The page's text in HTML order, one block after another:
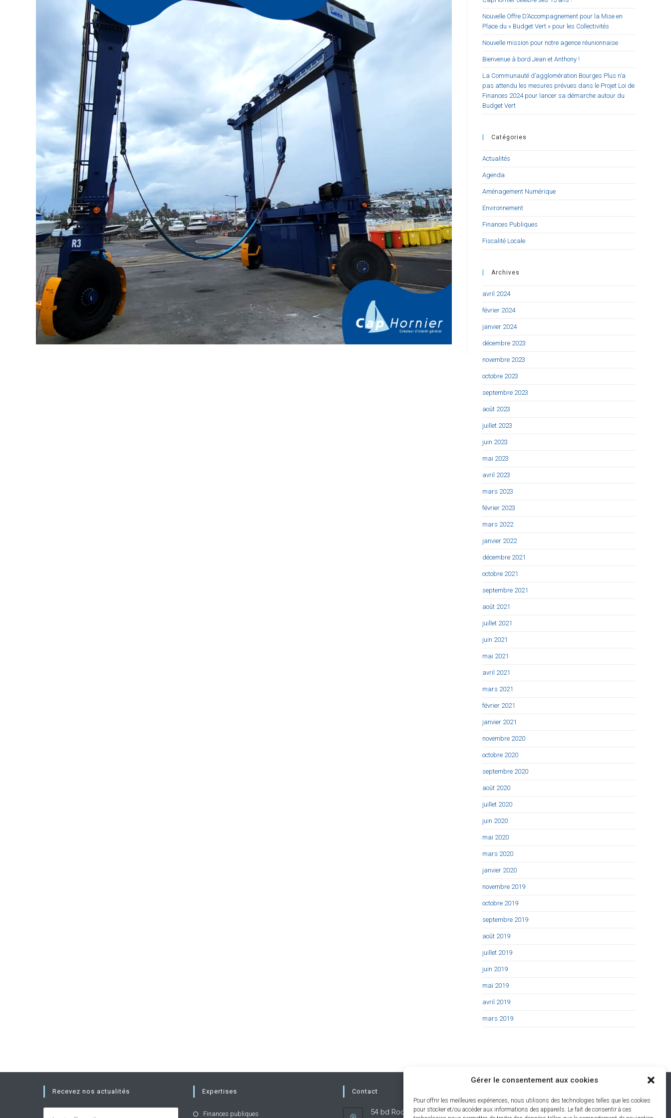
Gérer le consentement aux cookies
Pour offrir les meilleures expériences, nous utilisons des technologies telles que les cookies
pour stocker et/ou accéder aux informations des appareils. Le fait de consentir à ces
Nouvelle Offre D’Accompagnement pour la Mise en
Place du « Budget Vert » pour les Collectivités
Nouvelle mission pour notre agence réunionnaise
Bienvenue à bord Jean et Anthony !
La Communauté d’agglomération Bourges Plus n’a
pas attendu les mesures prévues dans le Projet Loi de
Finances 2024 pour lancer sa démarche autour du
Budget Vert
Catégories
Actualités
Agenda
Aménagement Numérique
Environnement
Finances Publiques
Fiscalité Locale
Archives
avril 2024
février 2024
janvier 2024
décembre 2023
novembre 2023
octobre 2023
septembre 2023
août 2023
juillet 2023
juin 2023
mai 2023
avril 2023
mars 2023
février 2023
mars 2022
janvier 2022
décembre 2021
octobre 2021
septembre 2021
août 2021
juillet 2021
juin 2021
mai 2021
avril 2021
mars 2021
février 2021
janvier 2021
novembre 2020
octobre 2020
septembre 2020
août 2020
juillet 2020
juin 2020
mai 2020
mars 2020
janvier 2020
novembre 2019
octobre 2019
septembre 2019
août 2019
juillet 2019
juin 2019
mai 2019
avril 2019
mars 2019
Recevez nos actualités Expertises
Finances publiques
Contact
54 bd Rodin 92130 Issy-Les-